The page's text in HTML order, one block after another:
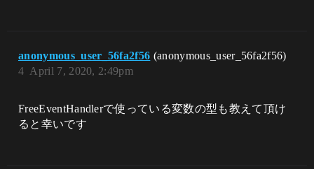
anonymous_user_56fa2f56 (anonymous_user_56fa2f56)
April 7, 2020, 2:49pm
4
FreeEventHandlerで使っている変数の型も教えて頂け
ると幸いです